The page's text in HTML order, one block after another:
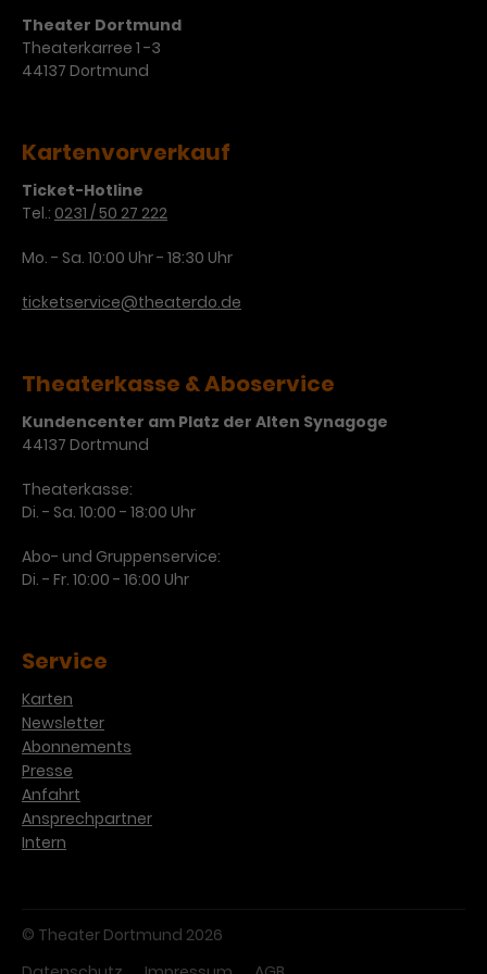
verschiedene Websites hinweg.
Theater Dortmund
Theaterkarree 1 -3
44137 Dortmund
Kartenvorverkauf
Ticket-Hotline
Tel.: 0231 / 50 27 222
Mo. - Sa. 10:00 Uhr - 18:30 Uhr
ticketservice@theaterdo.de
Theaterkasse & Aboservice
Kundencenter am Platz der Alten Synagoge
44137 Dortmund
Theaterkasse:
Di. - Sa. 10:00 - 18:00 Uhr
Abo- und Gruppenservice:
Di. - Fr. 10:00 - 16:00 Uhr
Service
Karten
Newsletter
Abonnements
Presse
Anfahrt
Ansprechpartner
Intern
© Theater Dortmund 2026